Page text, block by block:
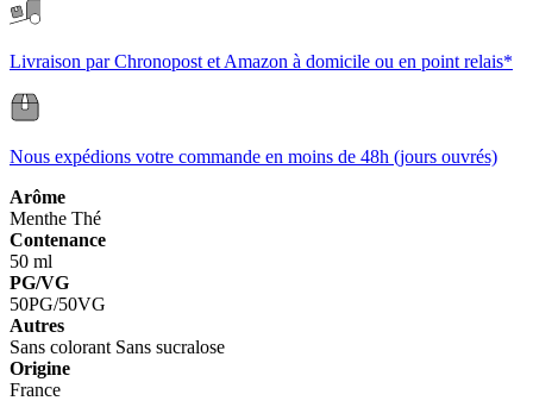
Livraison par Chronopost et Amazon à domicile ou en point relais*
Nous expédions votre commande en moins de 48h (jours ouvrés)
Arôme
Menthe Thé
Contenance
50 ml
PG/VG
50PG/50VG
Autres
Sans colorant Sans sucralose
Origine
France